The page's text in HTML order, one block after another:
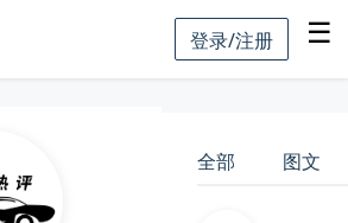
登录/注册 ☰
全部 图文